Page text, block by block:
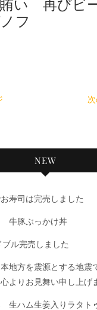
フ
NEW
寿司は完売しました
牛豚ぶっかけ丼
ル完売しました
地方を震源とする地震
よりお見舞い申し上げ
生ハム生姜入りラタト